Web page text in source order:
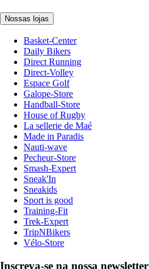
Nossas lojas
Basket-Center
Daily Bikers
Direct Running
Direct-Volley
Espace Golf
Galope-Store
Handball-Store
House of Rugby
La sellerie de Maé
Made in Paradis
Nauti-wave
Pecheur-Store
Smash-Expert
Sneak'In
Sneakids
Sport is good
Training-Fit
Trek-Expert
TripNBikers
Vélo-Store
Inscreva-se na nossa newsletter